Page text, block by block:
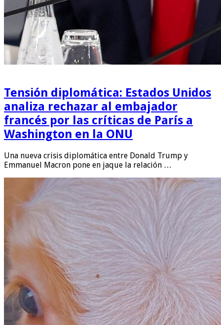
Tensión diplomática: Estados Unidos
analiza rechazar al embajador
francés por las críticas de París a
Washington en la ONU
Una nueva crisis diplomática entre Donald Trump y
Emmanuel Macron pone en jaque la relación …